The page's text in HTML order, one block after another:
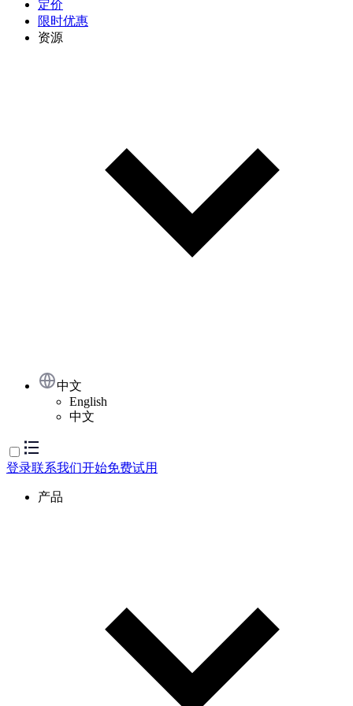
定价
限时优惠
资源
中文
English
中文
登录联系我们开始免费试用
产品